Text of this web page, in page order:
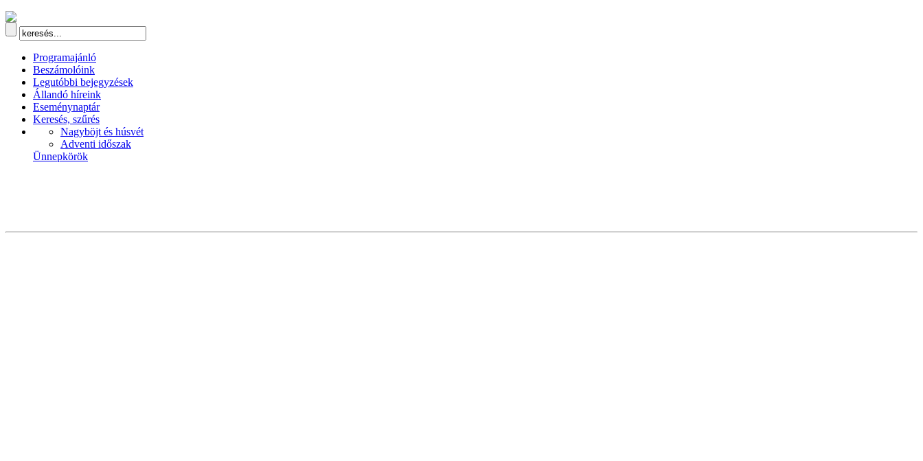
Programajánló
Beszámolóink
Legutóbbi bejegyzések
Állandó híreink
Eseménynaptár
Keresés, szűrés
Nagyböjt és húsvét
Adventi időszak
Ünnepkörök